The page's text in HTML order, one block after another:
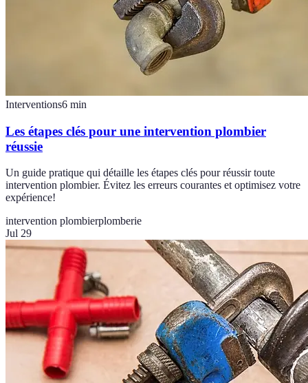
Interventions6 min
Les étapes clés pour une intervention plombier
réussie
Un guide pratique qui détaille les étapes clés pour réussir toute
intervention plombier. Évitez les erreurs courantes et optimisez votre
expérience!
intervention plombierplomberie
Jul 29